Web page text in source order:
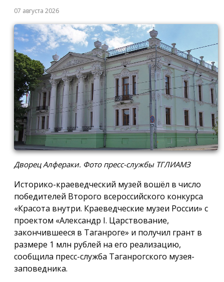
07 августа 2026
Дворец Алфераки. Фото пресс-службы ТГЛИАМЗ
Историко-краеведческий музей вошёл в число
победителей Второго всероссийского конкурса
«Красота внутри. Краеведческие музеи России» с
проектом «Александр I. Царствование,
закончившееся в Таганроге» и получил грант в
размере 1 млн рублей на его реализацию,
сообщила пресс-служба Таганрогского музея-
заповедника.